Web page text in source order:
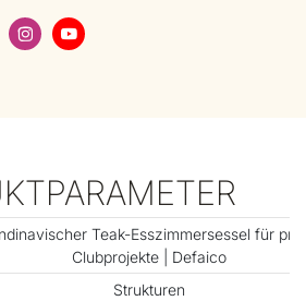
Teak-Esszimmersessel für
Clubprojekte | Defaico
Strukturen